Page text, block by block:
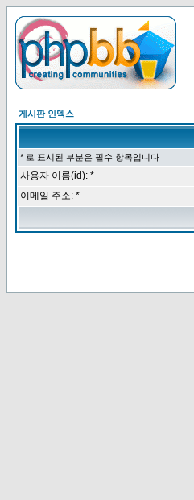
게시판 인덱스
* 로 표시된 부분은 필수 항목입니다
사용자 이름(id): *
이메일 주소: *